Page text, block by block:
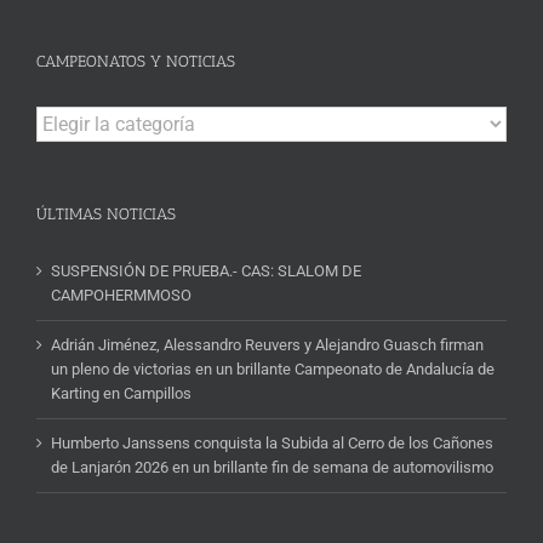
CAMPEONATOS Y NOTICIAS
Campeonatos
y
ÚLTIMAS NOTICIAS
SUSPENSIÓN DE PRUEBA.- CAS: SLALOM DE
CAMPOHERMMOSO
Adrián Jiménez, Alessandro Reuvers y Alejandro Guasch firman
un pleno de victorias en un brillante Campeonato de Andalucía de
Karting en Campillos
Humberto Janssens conquista la Subida al Cerro de los Cañones
de Lanjarón 2026 en un brillante fin de semana de automovilismo